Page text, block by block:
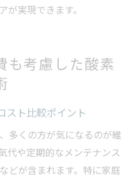
が実現できます。
も考慮した酸素
スト比較ポイント
多くの方が気になるのが維
代や定期的なメンテナンス
どが含まれます。特に家庭